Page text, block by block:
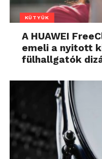
KÜTYÜK
A HUAWEI
emeli a nyitott
fülhallgatók